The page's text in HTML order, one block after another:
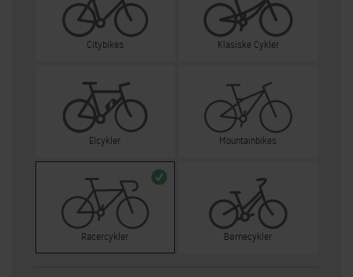
Citybikes Klasiske Cykler
Elcykler Mountainbikes
Racercykler Børnecykler